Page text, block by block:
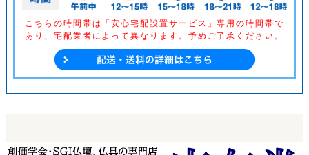
こちらの時間帯は「安心宅配設置サービス」専用の時間帯で
あり、 宅配業者によって異なります。予めご了承ください。